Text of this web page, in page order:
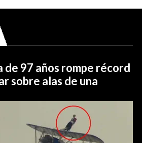
de 97 años rompe récord
sobre alas de una